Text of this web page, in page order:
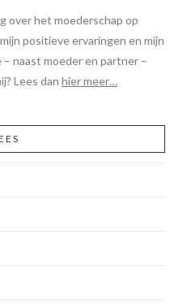
over het moederschap op
positieve ervaringen en mijn
naast moeder en partner –
Lees dan hier meer…